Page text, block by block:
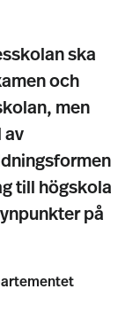
ska
och
men
av
till högskola
på